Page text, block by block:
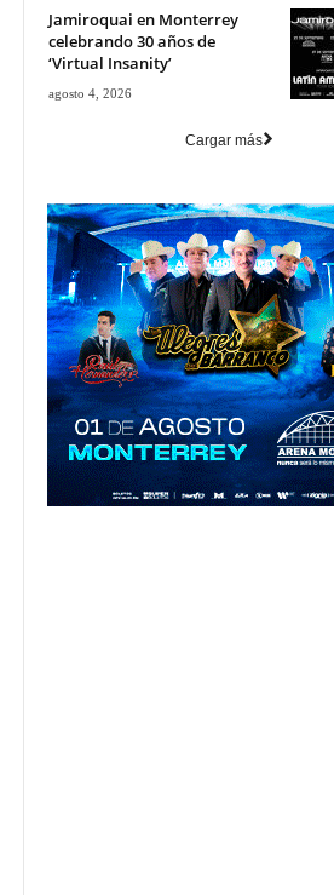
Jamiroquai en Monterrey
celebrando 30 años de
‘Virtual Insanity’
agosto 4, 2026
Cargar más